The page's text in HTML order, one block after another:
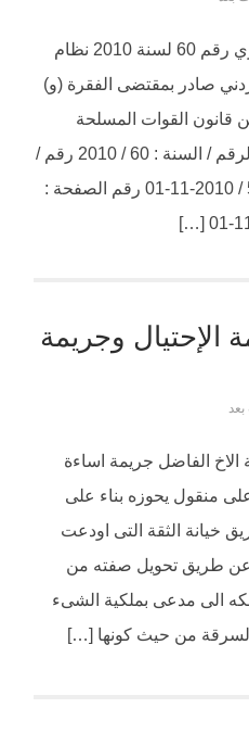
نظام صندوق الإئتمان العسكري رقم 60 لسنة 2010 نظام
صادر بمقتضى الفقرة (و)
(17) والمادة(20) من قانون القوات المسلحة
الاردنية رقم (3) لسنة 2007 الرقم / السنة : 60 / 2010 رقم /
تاريخ الجريدة الرسمية : 5062 / 2010-11-01 رقم الصفحة :
الإحتيال وجريمة
بعد
الفاضل جريمة اساءة
منقول يحوزه بناء على
خيانة الثقة التى اودعت
عن طريق تحويل صفته من
الى مدعى بملكية الشىء
من حيث كونها […]